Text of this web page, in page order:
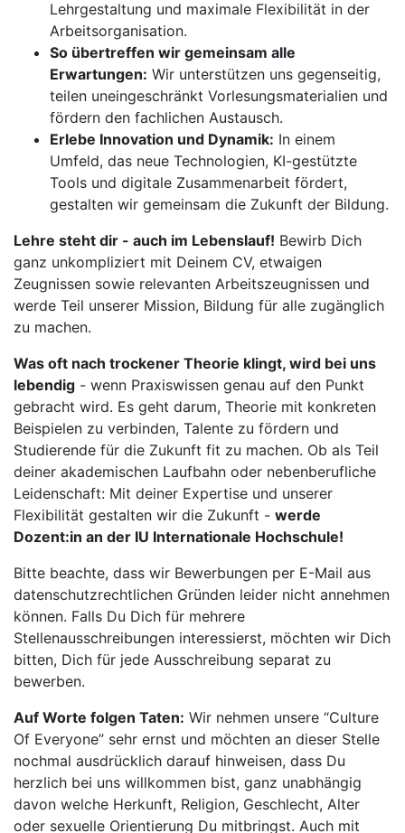
Lehrgestaltung und maximale Flexibilität in der
Arbeitsorganisation.
So übertreffen wir gemeinsam alle
Erwartungen: Wir unterstützen uns gegenseitig,
teilen uneingeschränkt Vorlesungsmaterialien und
fördern den fachlichen Austausch.
Erlebe Innovation und Dynamik: In einem
Umfeld, das neue Technologien, KI-gestützte
Tools und digitale Zusammenarbeit fördert,
gestalten wir gemeinsam die Zukunft der Bildung.
Lehre steht dir - auch im Lebenslauf! Bewirb Dich
ganz unkompliziert mit Deinem CV, etwaigen
Zeugnissen sowie relevanten Arbeitszeugnissen und
werde Teil unserer Mission, Bildung für alle zugänglich
zu machen.
Was oft nach trockener Theorie klingt, wird bei uns
lebendig - wenn Praxiswissen genau auf den Punkt
gebracht wird. Es geht darum, Theorie mit konkreten
Beispielen zu verbinden, Talente zu fördern und
Studierende für die Zukunft fit zu machen. Ob als Teil
deiner akademischen Laufbahn oder nebenberufliche
Leidenschaft: Mit deiner Expertise und unserer
Flexibilität gestalten wir die Zukunft - werde
Dozent:in an der IU Internationale Hochschule!
Bitte beachte, dass wir Bewerbungen per E-Mail aus
datenschutzrechtlichen Gründen leider nicht annehmen
können. Falls Du Dich für mehrere
Stellenausschreibungen interessierst, möchten wir Dich
bitten, Dich für jede Ausschreibung separat zu
bewerben.
Auf Worte folgen Taten: Wir nehmen unsere “Culture
Of Everyone” sehr ernst und möchten an dieser Stelle
nochmal ausdrücklich darauf hinweisen, dass Du
herzlich bei uns willkommen bist, ganz unabhängig
davon welche Herkunft, Religion, Geschlecht, Alter
oder sexuelle Orientierung Du mitbringst. Auch mit